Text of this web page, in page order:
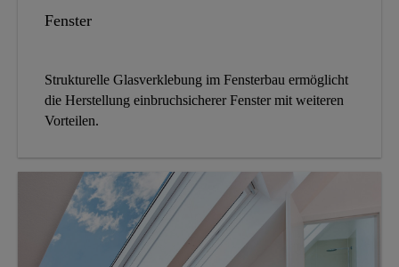
Fenster
Strukturelle Glasverklebung im Fensterbau ermöglicht
die Herstellung einbruchsicherer Fenster mit weiteren
Vorteilen.